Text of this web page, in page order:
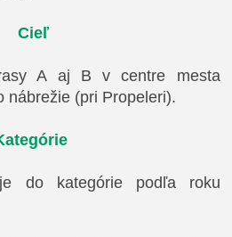
Cieľ
A aj B v centre mesta
nábrežie (pri Propeleri).
do kategórie podľa roku